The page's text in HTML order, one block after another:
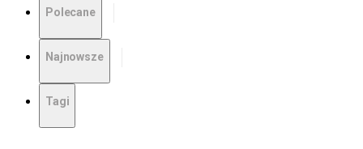
Polecane
Najnowsze
Tagi